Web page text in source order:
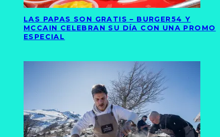
LAS PAPAS SON GRATIS – BURGER54 Y
MCCAIN CELEBRAN SU DÍA CON UNA PROMO
ESPECIAL